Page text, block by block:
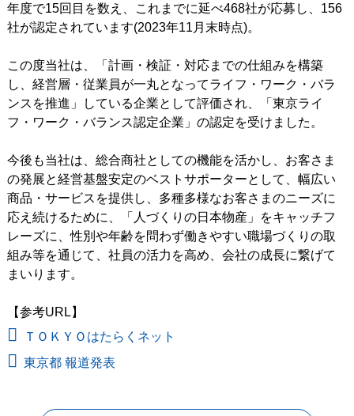
年度で15回目を数え、これまでに延べ468社が応募し、156
社が認定されています(2023年11月末時点)。
この度当社は、「計画・検証・対応までの仕組みを構築
し、経営層・従業員が一丸となってライフ・ワーク・バラ
ンスを推進」している企業として評価され、「東京ライ
フ・ワーク・バランス認定企業」の認定を受けました。
今後も当社は、総合商社としての機能を活かし、お客さま
の発展と経営基盤安定のベストサポーターとして、幅広い
商品・サービスを提供し、多種多様なお客さまのニーズに
応え続けるために、「人づくりの日本物産」をキャッチフ
レーズに、性別や年齢を問わず働きやすい職場づくりの取
組み等を通じて、社員の活力を高め、会社の成長に繋げて
まいります。
【参考URL】
ＴＯＫＹＯはたらくネット
東京都 報道発表